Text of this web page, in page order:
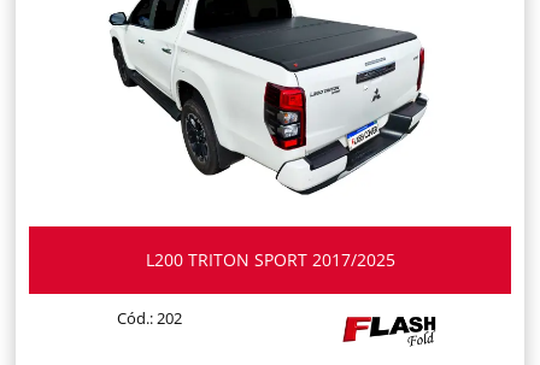
L200 TRITON SPORT 2017/2025
Cód.: 202